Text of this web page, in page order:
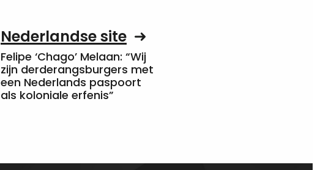
Nederlandse site
Felipe ‘Chago’ Melaan: “Wij
zijn derderangsburgers met
een Nederlands paspoort
als koloniale erfenis”